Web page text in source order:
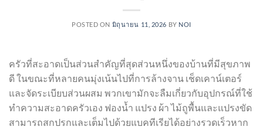
POSTED ON มิถุนายน 11, 2026 BY NOI
ครัวที่สะอาดเป็นส่วนสำคัญที่สุดส่วนหนึ่งของบ้านที่มีสุขภาพ
ดี ในขณะที่หลายคนมุ่งเน้นไปที่การล้างจาน เช็ดเคาน์เตอร์
และจัดระเบียบส่วนผสม พวกเขามักจะลืมเกี่ยวกับอุปกรณ์ที่ใช้
ทำความสะอาดครัวเอง ฟองน้ำ แปรง ผ้า ไม้ถูพื้นและแปรงขัด
สามารถสกปรกและเต็มไปด้วยแบคทีเรียได้อย่างรวดเร็วหาก